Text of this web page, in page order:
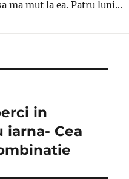
ma mut la ea. Patru luni...
in
iarna- Cea